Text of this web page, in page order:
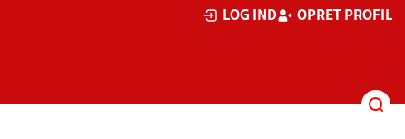
LOG IND OPRET PROFIL